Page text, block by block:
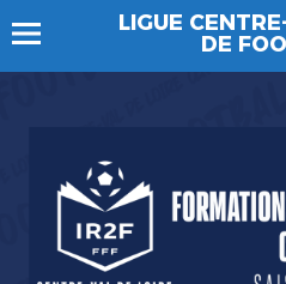
LIGUE
DE